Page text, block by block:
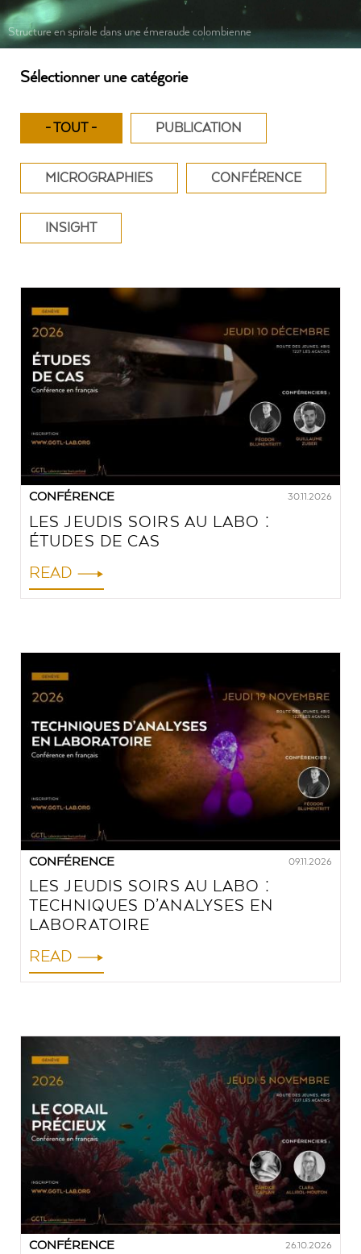
Structure en spirale dans une émeraude colombienne
Sélectionner une catégorie
- TOUT - PUBLICATION
MICROGRAPHIES CONFÉRENCE
INSIGHT
CONFÉRENCE 30.11.2026
LES JEUDIS SOIRS AU LABO :
ÉTUDES DE CAS
READ
CONFÉRENCE 09.11.2026
LES JEUDIS SOIRS AU LABO :
TECHNIQUES D’ANALYSES EN
LABORATOIRE
READ
CONFÉRENCE 26.10.2026